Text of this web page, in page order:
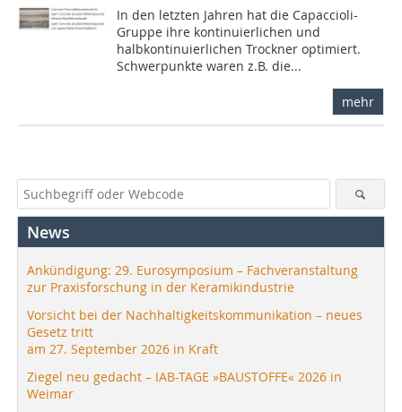
In den letzten Jahren hat die Capaccioli-
Gruppe ihre kontinuierlichen und
halbkontinuierlichen Trockner optimiert.
Schwerpunkte waren z.B. die...
mehr
News
Ankündigung: 29. Eurosymposium – Fachveranstaltung
zur Praxisforschung in der Keramikindustrie
Vorsicht bei der Nachhaltigkeitskommunikation – neues
Gesetz tritt
am 27. September 2026 in Kraft
Ziegel neu gedacht – IAB-TAGE »BAUSTOFFE« 2026 in
Weimar